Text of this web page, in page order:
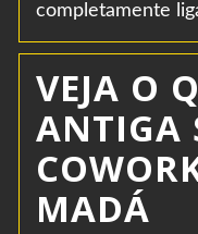
completamente
VEJA O
ANTIGA
MADÁ